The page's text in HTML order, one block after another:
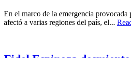
En el marco de la emergencia provocada
afectó a varias regiones del país, el...